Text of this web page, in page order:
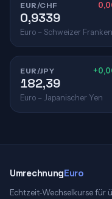
EUR/CHF
0,9339
Euro – Schweizer Franken
EUR/JPY
182,39
Euro – Japanischer Yen
UmrechnungEuro
Echtzeit-Wechselkurse für